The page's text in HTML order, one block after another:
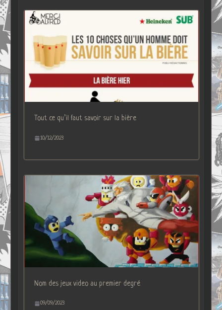
Tout ce qu’il faut savoir sur la bière
10/12/2023
Nom des jeux video au premier degré
09/09/2023